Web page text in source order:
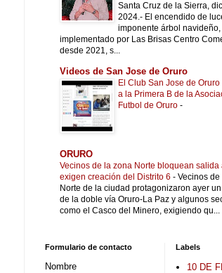
Santa Cruz de la Sierra,
2024.- El encendido de
imponente árbol navideño,
implementado por Las Brisas Centro
desde 2021, s...
Videos de San Jose de Oruro
El Club San Jose de
a la Primera B de la
Futbol de Oruro -
ORURO
Vecinos de la zona Norte bloquean salida
exigen creación del Distrito 6 - Vecinos
Norte de la ciudad protagonizaron ayer
de la doble vía Oruro-La Paz y algunos
como el Casco del Minero, exigiendo qu...
Formulario de contacto
Nombre
Labels
10 DE